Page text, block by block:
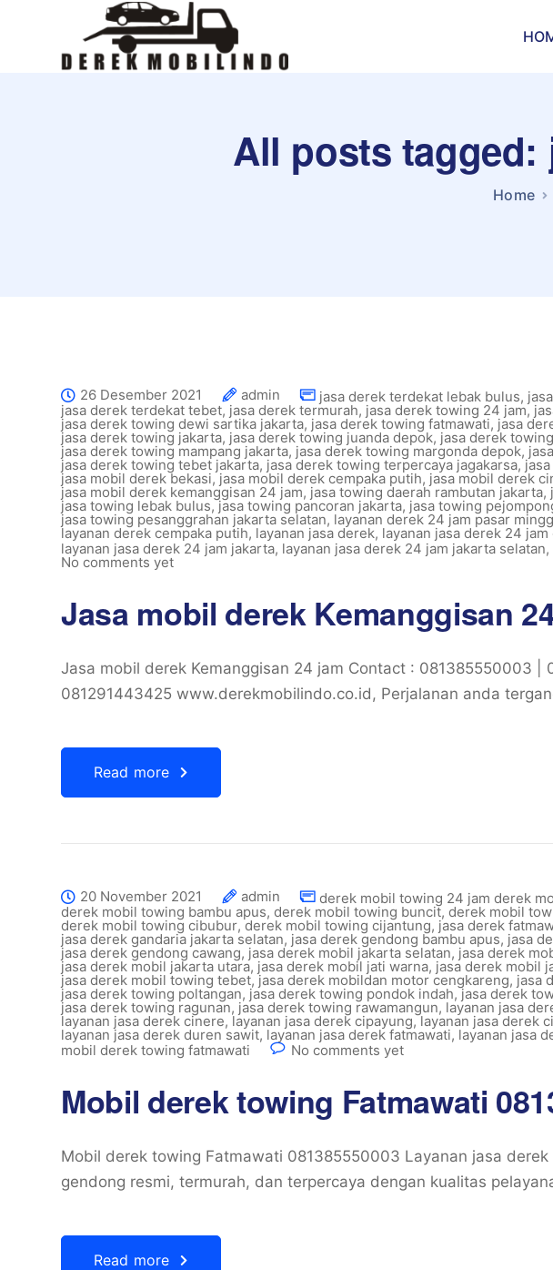
All posts tagged:
Home
26 Desember 2021 admin jasa derek terdekat lebak bulus,
jasa derek terdekat tebet, jasa derek termurah, jasa derek towing 24 jam,
jasa derek towing dewi sartika jakarta, jasa derek towing fatmawati, jasa
jasa derek towing jakarta, jasa derek towing juanda depok, jasa derek
jasa derek towing mampang jakarta, jasa derek towing margonda depok,
jasa derek towing tebet jakarta, jasa derek towing terpercaya jagakarsa,
jasa mobil derek bekasi,jasa mobil derek cempaka putih, jasa mobil derek
jasa mobil derek kemanggisan 24 jam, jasa towing daerah rambutan jakarta,
jasa towing lebak bulus,jasa towing pancoran jakarta, jasa towing
jasa towing pesanggrahan jakarta selatan, layanan derek 24 jam pasar
layanan derek cempaka putih, layanan jasa derek, layanan jasa derek 24 jam
layanan jasa derek 24 jam jakarta, layanan jasa derek 24 jam jakarta selatan,
No comments yet
Jasa mobil derek Kemanggisan
Jasa mobil derek Kemanggisan 24 jam Contact : 081385550003 |
081291443425 www.derekmobilindo.co.id, Perjalanan anda
Read more
20 November 2021 admin derek mobil towing 24 jam derek
derek mobil towing bambu apus, derek mobil towing buncit, derek mobil
derek mobil towing cibubur,derek mobil towing cijantung, jasa derek
jasa derek gandaria jakarta selatan, jasa derek gendong bambu apus, jasa
jasa derek gendong cawang, jasa derek mobil jakarta selatan, jasa derek
jasa derek mobil jakarta utara, jasa derek mobil jati warna, jasa derek mobil
jasa derek mobil towing tebet,jasa derek mobildan motor cengkareng, jasa
jasa derek towing poltangan, jasa derek towing pondok indah,jasa derek
jasa derek towing ragunan, jasa derek towing rawamangun, layanan jasa
layanan jasa derek cinere, layanan jasa derek cipayung,layanan jasa derek
layanan jasa derek duren sawit, layanan jasa derek fatmawati, layanan jasa
mobil derek towing fatmawati
No comments yet
Mobil derek towing Fatmawati
Mobil derek towing Fatmawati 081385550003 Layanan jasa
gendong resmi, termurah, dan terpercaya dengan kualitas
Read more